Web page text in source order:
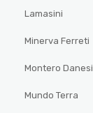
Lamasini
Minerva Ferreti
Montero Danesi
Mundo Terra